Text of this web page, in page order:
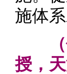
施体
授，